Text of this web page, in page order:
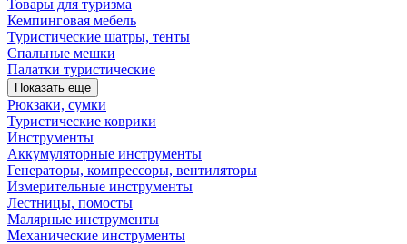
Товары для туризма
Кемпинговая мебель
Туристические шатры, тенты
Спальные мешки
Палатки туристические
Показать еще
Рюкзаки, сумки
Туристические коврики
Инструменты
Аккумуляторные инструменты
Генераторы, компрессоры, вентиляторы
Измерительные инструменты
Лестницы, помосты
Малярные инструменты
Механические инструменты